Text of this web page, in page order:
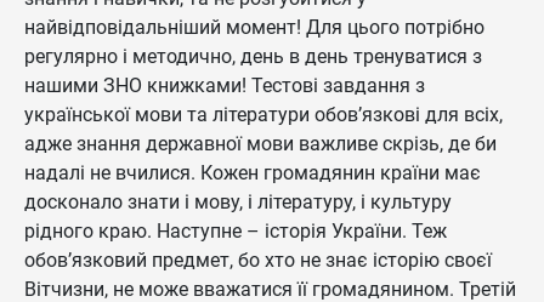
найвідповідальніший момент! Для цього потрібно
регулярно і методично, день в день тренуватися з
нашими ЗНО книжками! Тестові завдання з
української мови та літератури обов’язкові для всіх,
адже знання державної мови важливе скрізь, де би
надалі не вчилися. Кожен громадянин країни має
досконало знати і мову, і літературу, і культуру
рідного краю. Наступне – історія України. Теж
обов’язковий предмет, бо хто не знає історію своєї
Вітчизни, не може вважатися її громадянином. Третій